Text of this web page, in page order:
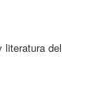
literatura del